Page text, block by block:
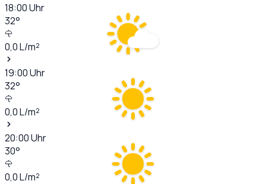
18:00Uhr
32°
0,0L/m²
19:00Uhr
32°
0,0L/m²
20:00Uhr
30°
0,0L/m²